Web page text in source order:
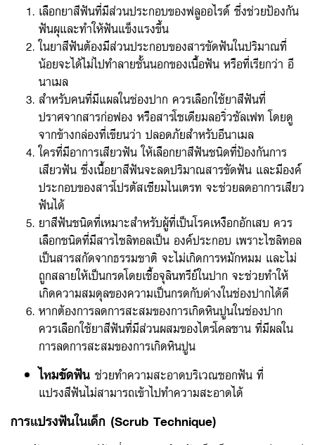
เลือกยาสีฟันที่มีส่วนประกอบของฟลูออไรด์ ซึ่งช่วยป้องกัน
ฟันผุและทำให้ฟันแข็งแรงขึ้น
ในยาสีฟันต้องมีส่วนประกอบของสารขัดฟันในปริมาณที่
น้อยจะได้ไม่ไปทำลายชั้นนอกของเนื้อฟัน หรือที่เรียกว่า อี
นาเมล
สำหรับคนที่มีแผลในช่องปาก ควรเลือกใช้ยาสีฟันที่
ปราศจากสารก่อฟอง หรือสารโซเดียมลอริ่วซัลเฟท โดยดู
จากข้างกล่องที่เขียนว่า ปลอดภัยสำหรับอีนาเมล
ใครที่มีอาการเสียวฟัน ให้เลือกยาสีฟันชนิดที่ป้องกันการ
เสียวฟัน ซึ่งเนื้อยาสีฟันจะลดปริมาณสารขัดฟัน และมีองค์
ประกอบของสารโปรตัสเซียมไนเตรท จะช่วยลดอาการเสียว
ฟันได้
ยาสีฟันชนิดที่เหมาะสำหรับผู้ที่เป็นโรคเหงือกอักเสบ ควร
เลือกชนิดที่มีสารไซลิทอลเป็น องค์ประกอบ เพราะไซลิทอล
เป็นสารสกัดจากธรรมชาติ จะไม่เกิดการหมักหมม และไม่
ถูกสลายให้เป็นกรดโดยเชื้อจุลินทรีย์ในปาก จะช่วยทำให้
เกิดความสมดุลของความเป็นกรดกับด่างในช่องปากได้ดี
หากต้องการลดการสะสมของการเกิดหินปูนในช่องปาก
ควรเลือกใช้ยาสีฟันที่มีส่วนผสมของไตรโคลซาน ที่มีผลใน
การลดการสะสมของการเกิดหินปูน
ไหมขัดฟัน ช่วยทำความสะอาดบริเวณซอกฟัน ที่
แปรงสีฟันไม่สามารถเข้าไปทำความสะอาดได้
การแปรงฟันในเด็ก (Scrub Technique)